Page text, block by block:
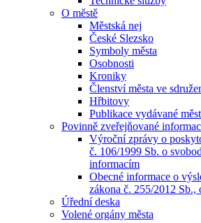
O městě
Městská nej
České Slezsko
Symboly města
Osobnosti
Kroniky
Členství města ve
Hřbitovy
Publikace vydávané
Povinně zveřejňované
Výroční zprávy o
č. 106/1999 Sb. o
informacím
Obecné informace o
zákona č. 255/2012 Sb.,
Úřední deska
Volené orgány města